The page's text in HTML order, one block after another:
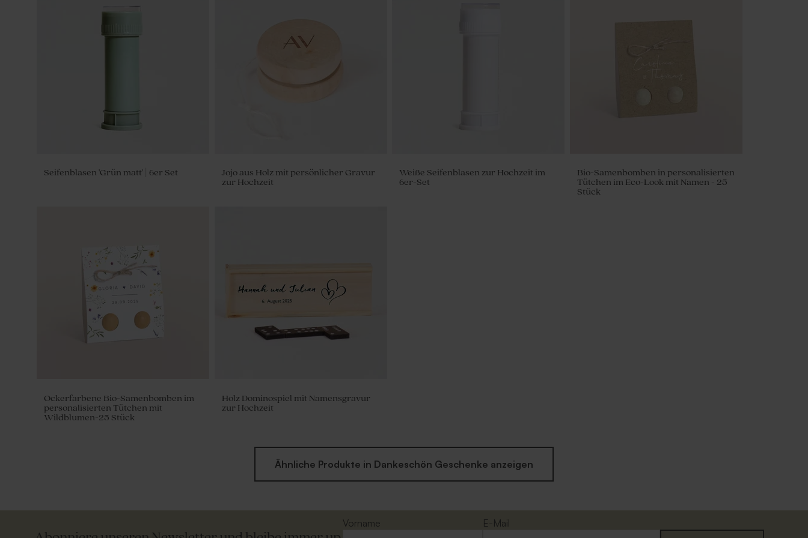
Seifenblasen 'Grün matt' | 6er Set
Jojo aus Holz mit persönlicher Gravur
zur Hochzeit
Weiße Seifenblasen zur Hochzeit im
6er-Set
Bio-Samenbomben in personalisierten
Tütchen im Eco-Look mit Namen - 25
Stück
Ockerfarbene Bio-Samenbomben im
personalisierten Tütchen mit
Wildblumen-25 Stück
Holz Dominospiel mit Namensgravur
zur Hochzeit
Ähnliche Produkte in Dankeschön Geschenke anzeigen
Vorname E-Mail